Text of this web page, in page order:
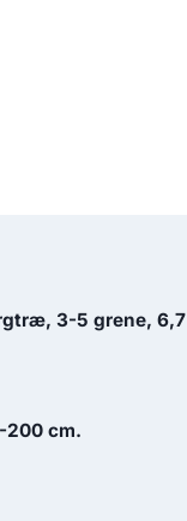
3-5 grene, 6,7
200 cm.